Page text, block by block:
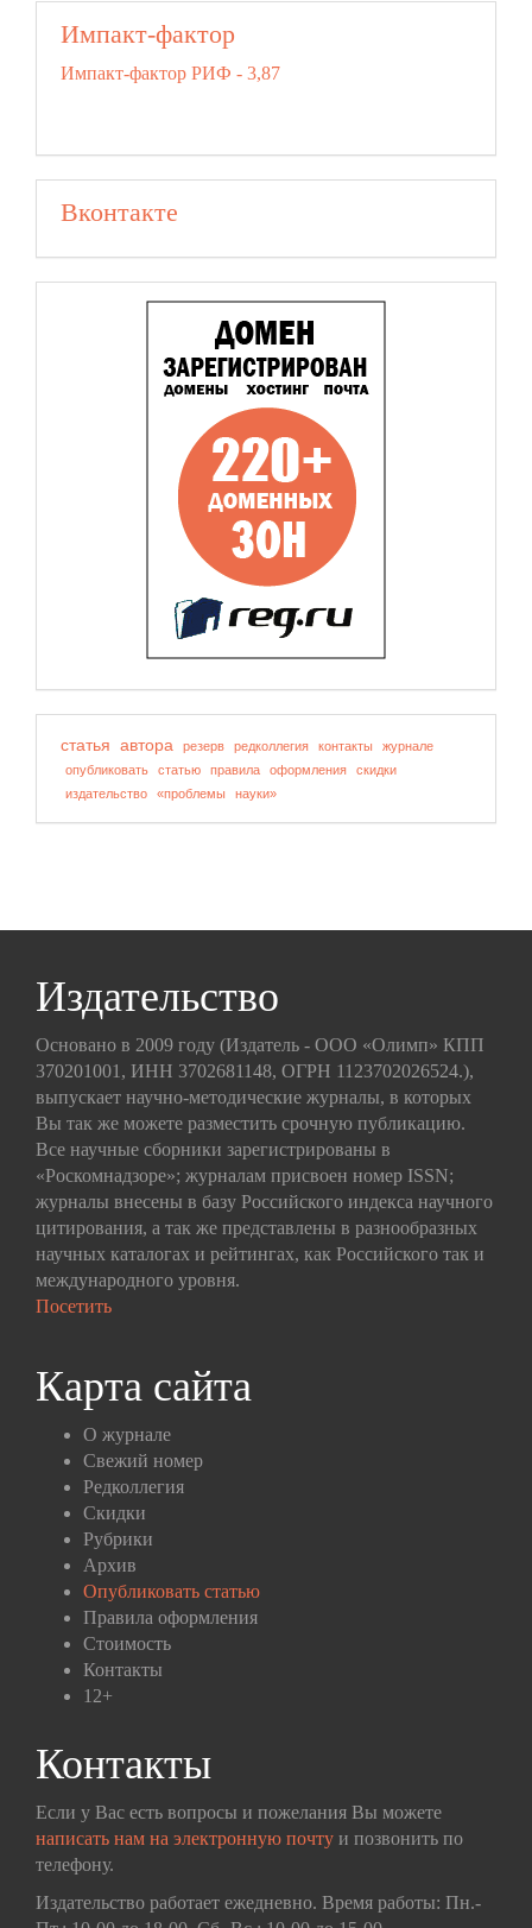
Импакт-фактор
Импакт-фактор РИФ - 3,87
Вконтакте
статья автора резерв редколлегия контакты
журнале
опубликовать
статью правила оформления
скидки
издательство
«проблемы науки»
Издательство
Основано в 2009 году (Издатель - ООО «Олимп» КПП
370201001, ИНН 3702681148, ОГРН 1123702026524.),
выпускает научно-методические журналы, в которых
Вы так же можете разместить срочную публикацию.
Все научные сборники зарегистрированы в
«Роскомнадзоре»; журналам присвоен номер ISSN;
журналы внесены в базу Российского индекса научного
цитирования, а так же представлены в разнообразных
научных каталогах и рейтингах, как Российского так и
международного уровня.
Посетить
Карта сайта
О журнале
Свежий номер
Редколлегия
Скидки
Рубрики
Архив
Опубликовать статью
Правила оформления
Стоимость
Контакты
12+
Контакты
Если у Вас есть вопросы и пожелания Вы можете
написать нам на электронную почту и позвонить по
телефону.
Издательство работает ежедневно. Время работы: Пн.-